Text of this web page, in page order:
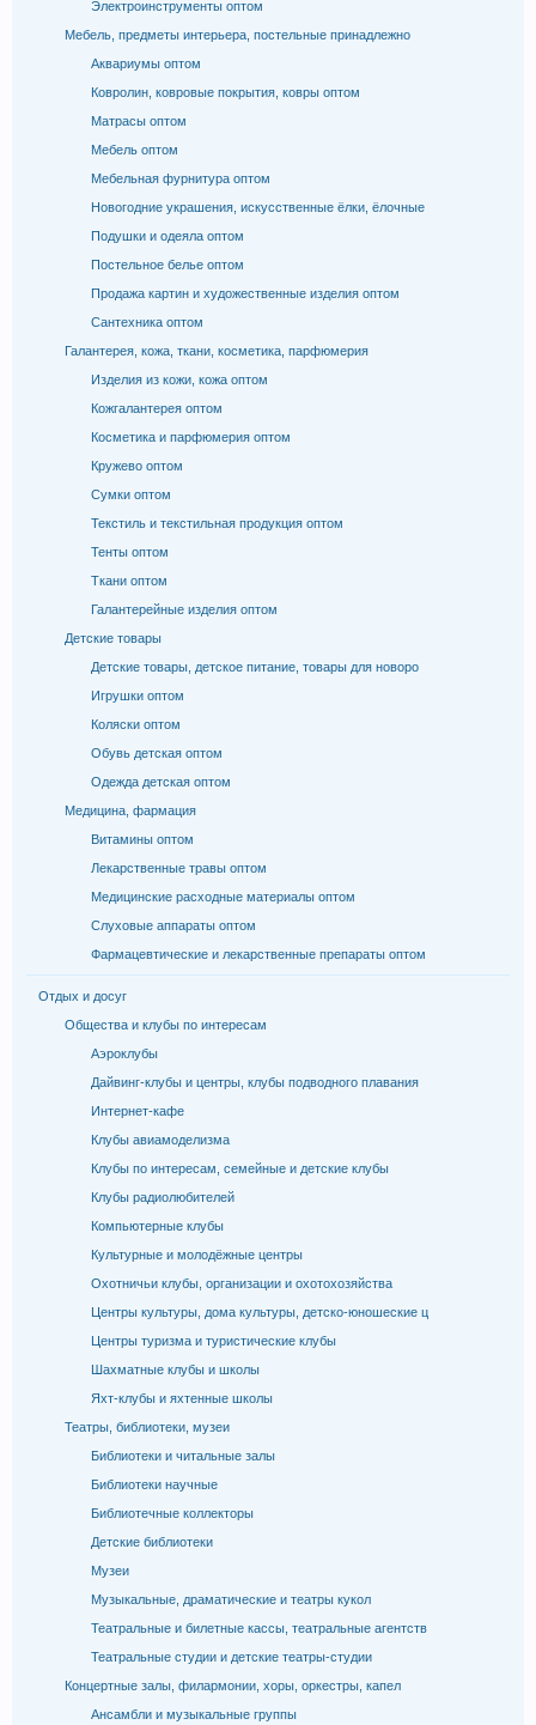
Электроинструменты оптом
Мебель, предметы интерьера, постельные принадлежно
Аквариумы оптом
Ковролин, ковровые покрытия, ковры оптом
Матрасы оптом
Мебель оптом
Мебельная фурнитура оптом
Новогодние украшения, искусственные ёлки, ёлочные
Подушки и одеяла оптом
Постельное белье оптом
Продажа картин и художественные изделия оптом
Сантехника оптом
Галантерея, кожа, ткани, косметика, парфюмерия
Изделия из кожи, кожа оптом
Кожгалантерея оптом
Косметика и парфюмерия оптом
Кружево оптом
Сумки оптом
Текстиль и текстильная продукция оптом
Тенты оптом
Ткани оптом
Галантерейные изделия оптом
Детские товары
Детские товары, детское питание, товары для новоро
Игрушки оптом
Коляски оптом
Обувь детская оптом
Одежда детская оптом
Медицина, фармация
Витамины оптом
Лекарственные травы оптом
Медицинские расходные материалы оптом
Слуховые аппараты оптом
Фармацевтические и лекарственные препараты оптом
Отдых и досуг
Общества и клубы по интересам
Аэроклубы
Дайвинг-клубы и центры, клубы подводного плавания
Интернет-кафе
Клубы авиамоделизма
Клубы по интересам, семейные и детские клубы
Клубы радиолюбителей
Компьютерные клубы
Культурные и молодёжные центры
Охотничьи клубы, организации и охотохозяйства
Центры культуры, дома культуры, детско-юношеские ц
Центры туризма и туристические клубы
Шахматные клубы и школы
Яхт-клубы и яхтенные школы
Театры, библиотеки, музеи
Библиотеки и читальные залы
Библиотеки научные
Библиотечные коллекторы
Детские библиотеки
Музеи
Музыкальные, драматические и театры кукол
Театральные и билетные кассы, театральные агентств
Театральные студии и детские театры-студии
Концертные залы, филармонии, хоры, оркестры, капел
Ансамбли и музыкальные группы